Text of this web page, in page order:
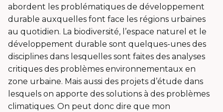
abordent les problématiques de développement
durable auxquelles font face les régions urbaines
au quotidien. La biodiversité, l’espace naturel et le
développement durable sont quelques-unes des
disciplines dans lesquelles sont faites des analyses
critiques des problèmes environnementaux en
zone urbaine. Mais aussi des projets d’étude dans
lesquels on apporte des solutions à des problèmes
climatiques. On peut donc dire que mon